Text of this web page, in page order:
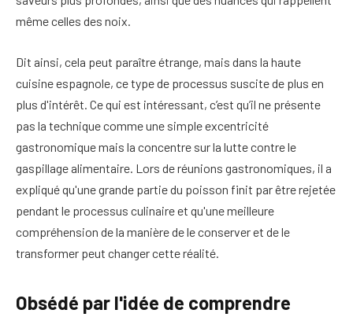
même celles des noix.
Dit ainsi, cela peut paraître étrange, mais dans la haute
cuisine espagnole, ce type de processus suscite de plus en
plus d'intérêt. Ce qui est intéressant, c’est qu’il ne présente
pas la technique comme une simple excentricité
gastronomique mais la concentre sur la lutte contre le
gaspillage alimentaire. Lors de réunions gastronomiques, il a
expliqué qu'une grande partie du poisson finit par être rejetée
pendant le processus culinaire et qu'une meilleure
compréhension de la manière de le conserver et de le
transformer peut changer cette réalité.
Obsédé par l'idée de comprendre